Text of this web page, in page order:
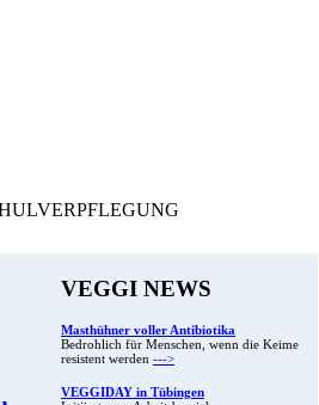
VEGGI NEWS
Masthühner voller Antibiotika
Bedrohlich für Menschen, wenn die Keime
resistent werden --->
VEGGIDAY in Tübingen